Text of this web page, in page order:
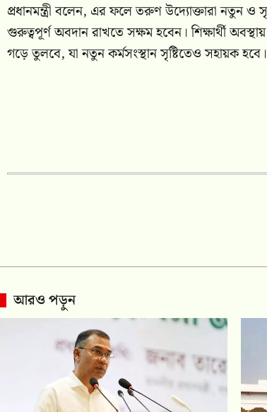
প্রধানমন্ত্রী বলেন, এর ফলে তরুণ উদ্যোক্তারা নতুন ও
গুরুত্বপূর্ণ অবদান রাখতে সক্ষম হবেন। শিক্ষার্থী
গড়ে তুলবে, যা নতুন কর্মসংস্থান সৃষ্টিতেও সহায়ক হবে।
আরও পড়ুন